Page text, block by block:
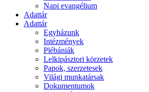
Napi evangélium
Adattár
Adattár
Egyházunk
Intézmények
Plébániák
Lelkipásztori körzetek
Papok, szerzetesek
Világi munkatársak
Dokumentumok